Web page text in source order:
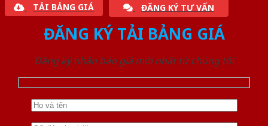
TẢI BẢNG GIÁ ĐĂNG KÝ TƯ VẤN
ĐĂNG KÝ TẢI BẢNG GIÁ
Đăng ký nhận báo giá mới nhất từ chúng tôi